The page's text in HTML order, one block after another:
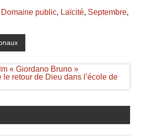
Domaine public, Laïcité, Septembre,
« Giordano Bruno »
le retour de Dieu dans l’école de